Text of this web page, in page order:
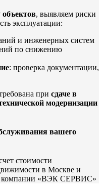
, выявляем риски
эксплуатации:
и инженерных систем
по снижению
: проверка документации,
при сдаче в
модернизации
вашего
стоимости
в Москве и
компании «ВЭК СЕРВИС»